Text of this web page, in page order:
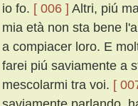
io fo. [ 006 ] Altri, piú
mia età non sta bene
a compiacer loro. E
farei piú saviamente a
mescolarmi tra voi. [